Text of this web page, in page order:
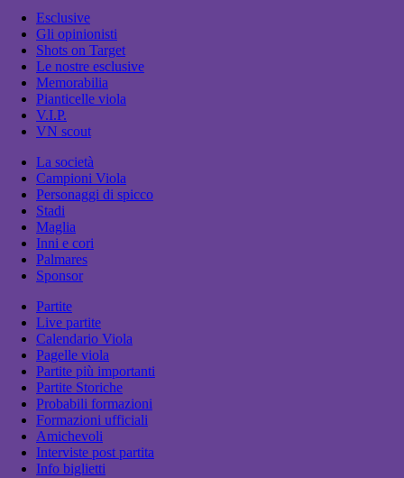
Esclusive
Gli opinionisti
Shots on Target
Le nostre esclusive
Memorabilia
Pianticelle viola
V.I.P.
VN scout
La società
Campioni Viola
Personaggi di spicco
Stadi
Maglia
Inni e cori
Palmares
Sponsor
Partite
Live partite
Calendario Viola
Pagelle viola
Partite più importanti
Partite Storiche
Probabili formazioni
Formazioni ufficiali
Amichevoli
Interviste post partita
Info biglietti